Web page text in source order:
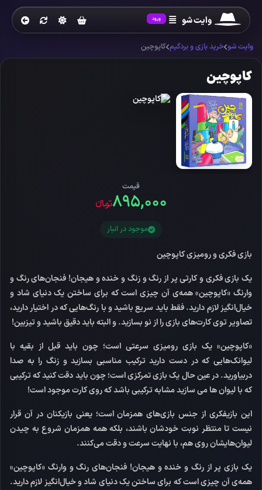
وایت شو ورود
وایت شو خرید بازی و بردگیم کاپوچین
کاپوچین
قیمت
۸۹۵,۰۰۰تومانءء
موجود در انبار
بازی فکری و رومیزی کاپوچین
یک بازی فکری و کارتی پر از رنگ و زنگ و خنده و هیجان! فنجان‌های رنگ و
وارنگ «کاپوچین» همه‌ی آن چیزی است که برای ساختن یک دنیای شاد و
خیال‌انگیز لازم دارید. فقط باید سریع باشید و با رنگ‌هایی که در اختیار دارید،
تصاویر توی کارت‌های بازی را از نو بسازید. و البته باید دقیق باشید و تیزبین!
«کاپوچین» یک بازی رومیزی سرعتی است؛ چون باید قبل از بقیه با
لیوانک‌هایی که در دست دارید ترکیب مناسبی بسازید و زنگ را به صدا
دربیاورید. در عین حال یک بازی تمرکزی است؛ چون باید دقت کنید که ترکیبی
که با لیوان ها می سازید مشابه ترکیبی باشد که روی کارت موجود است!
این بازیفکری از جنس بازی‌های همزمان است؛ یعنی بازیکنان در آن قرار
نیست تا منتظر نوبت خودشان باشند، بلکه همه همزمان شروع به چیدن
لیوان‌هایشان روی هم، با نهایت سرعت و دقت می‌کنند.
یک بازی پر از رنگ و خنده و هیجان! فنجان‌های رنگ و وارنگ «کاپوچین»
همه‌ی آن چیزی است که برای ساختن یک دنیای شاد و خیال‌انگیز لازم دارید.